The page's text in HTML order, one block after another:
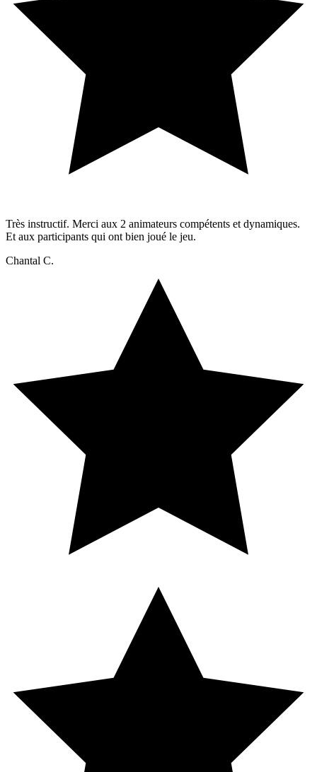
Très instructif. Merci aux 2 animateurs compétents et dynamiques.
Et aux participants qui ont bien joué le jeu.
Chantal C.